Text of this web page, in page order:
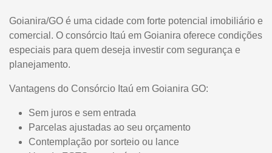
Goianira/GO é uma cidade com forte potencial imobiliário e
comercial. O consórcio Itaú em Goianira oferece condições
especiais para quem deseja investir com segurança e
planejamento.
Vantagens do Consórcio Itaú em Goianira GO:
Sem juros e sem entrada
Parcelas ajustadas ao seu orçamento
Contemplação por sorteio ou lance